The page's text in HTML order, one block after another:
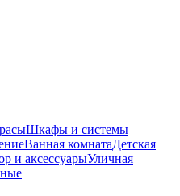
Шкафы и системы
Ванная комнатаДетская
и аксессуарыУличная